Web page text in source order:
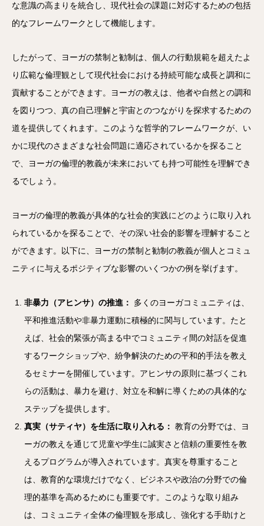
な意識の高まりを統合し、現代社会の課題に対応するための包括
的なフレームワークとして機能します。
したがって、ヨーガの禁制と勧制は、個人の行動規範を超えたよ
り広範な倫理観として現代社会における持続可能な成長と調和に
貢献することができます。ヨーガの教えは、他者や自然との調和
を図りつつ、真の自己理解と宇宙とのつながりを探求するための
道を提供してくれます。このような哲学的フレームワークが、い
かに現代のさまざまな社会問題に適応されているかを探ること
で、ヨーガの倫理的教義が未来においても持つ可能性を理解でき
るでしょう。
ヨーガの倫理的教義が具体的な社会的実践にどのように取り入れ
られているかを探ることで、その深い社会的影響を理解すること
ができます。以下に、ヨーガの禁制と勧制の教義が個人とコミュ
ニティに与えるポジティブな影響のいくつかの例を挙げます。
非暴力（アヒンサ）の推進：
多くのヨーガコミュニティは、
平和推進活動や非暴力運動に積極的に関与しています。たと
えば、社会的緊張が高まる中でコミュニティ間の対話を促進
するワークショップや、紛争解決のための平和的手法を教え
るセミナーを開催しています。アヒンサの原則に基づくこれ
らの活動は、暴力を避け、対立を和解に導くための具体的な
ステップを提供します。
真実（サティヤ）を生活に取り入れる： 教育の分野では、ヨ
ーガの教えを通じて児童や学生に誠実さと信頼の重要性を教
えるプログラムが導入されています。真実を尊重すること
は、教育的な環境だけでなく、ビジネスや政治の分野での倫
理的基準を高めるためにも重要です。このような取り組み
は、コミュニティ全体の倫理観を形成し、強化する手助けと